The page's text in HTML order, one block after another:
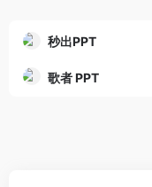
秒出PPT
歌者 PPT